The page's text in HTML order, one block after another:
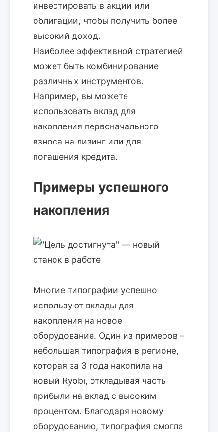
инвестировать в акции или
облигации, чтобы получить более
высокий доход.
Наиболее эффективной стратегией
может быть комбинирование
различных инструментов.
Например, вы можете
использовать вклад для
накопления первоначального
взноса на лизинг или для
погашения кредита.
Примеры успешного
накопления
Многие типографии успешно
используют вклады для
накопления на новое
оборудование. Один из примеров –
небольшая типография в регионе,
которая за 3 года накопила на
новый Ryobi, откладывая часть
прибыли на вклад с высоким
процентом. Благодаря новому
оборудованию, типография смогла